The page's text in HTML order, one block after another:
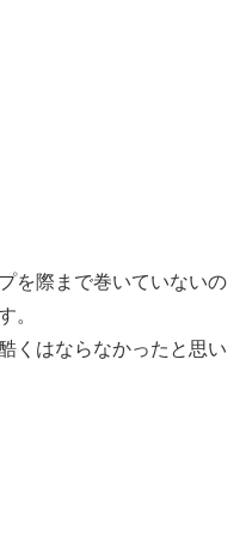
を際まで巻いていないの
。
くはならなかったと思い